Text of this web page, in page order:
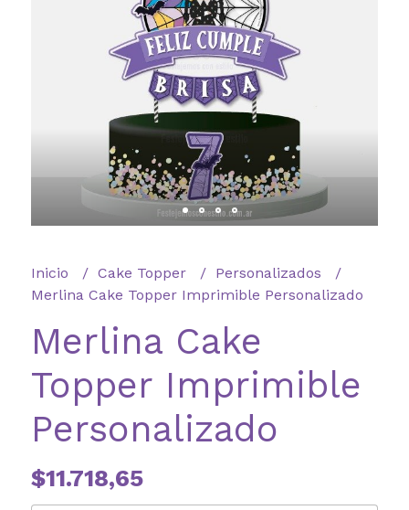
Inicio Cake Topper
Personalizados
Merlina Cake Topper Imprimible Personalizado
Merlina Cake
Topper Imprimible
Personalizado
$11.718,65